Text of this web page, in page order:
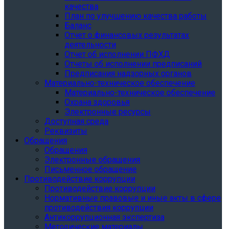
качества
План по улучшению качества работы
Баланс
Отчет о финансовых результатах
деятельности
Отчет об исполнении ПФХД
Отчеты об исполнении предписаний
Предписания надзорных органов
Материально-техническое обеспечение
Материально-техническое обеспечение
Охрана здоровья
Электронные ресурсы
Доступная среда
Реквизиты
Обращения
Обращения
Электронные обращения
Письменное обращение
Противодействие коррупции
Противодействие коррупции
Нормативные правовые и иные акты в сфере
противодействия коррупции
Антикоррупционная экспертиза
Методические материалы